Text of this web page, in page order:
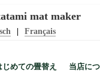
mat maker
Français
じめての畳替え 当店に